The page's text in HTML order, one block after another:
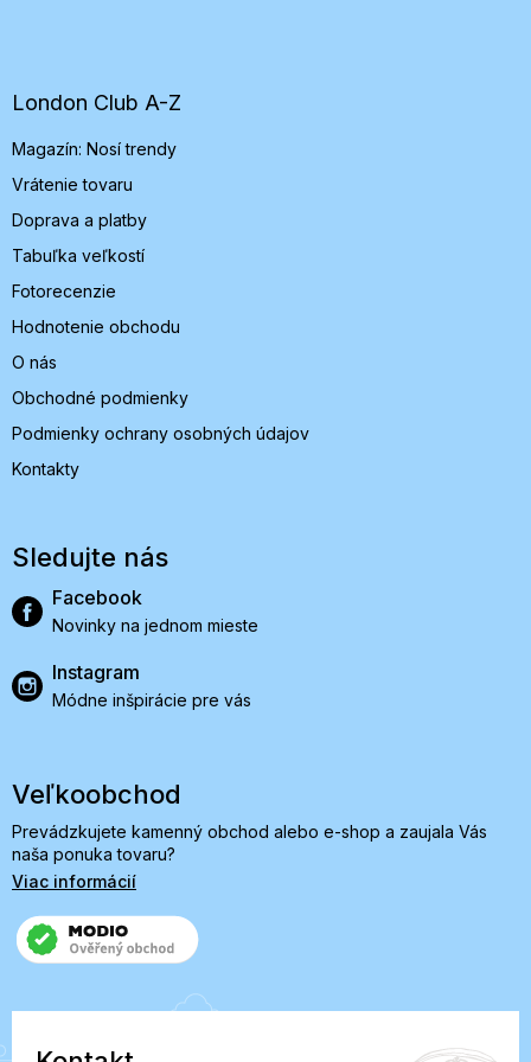
e
London Club A-Z
Magazín: Nosí trendy
Vrátenie tovaru
Doprava a platby
Tabuľka veľkostí
Fotorecenzie
Hodnotenie obchodu
O nás
Obchodné podmienky
Podmienky ochrany osobných údajov
Kontakty
Sledujte nás
Facebook
Novinky na jednom mieste
Instagram
Módne inšpirácie pre vás
Veľkoobchod
Prevádzkujete kamenný obchod alebo e-shop a zaujala Vás
naša ponuka tovaru?
Viac informácií